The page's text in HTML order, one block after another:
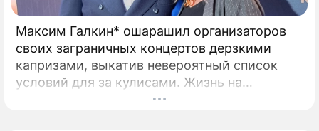
Максим Галкин* ошарашил организаторов
своих заграничных концертов дерзкими
капризами, выкатив невероятный список
условий для за кулисами. Жизнь на
чужбине, похоже, заставила беглого